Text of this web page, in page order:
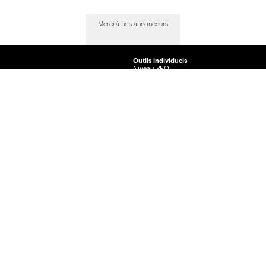
Merci à nos annonceurs
Outils individuels
Niveau PRO